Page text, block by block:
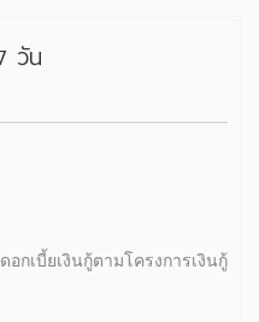
วัน
กเบี้ยเงินกู้ตามโครงการเงินกู้